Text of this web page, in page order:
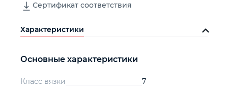
Сертификат соответствия
Характеристики
Основные характеристики
Класс вязки
7